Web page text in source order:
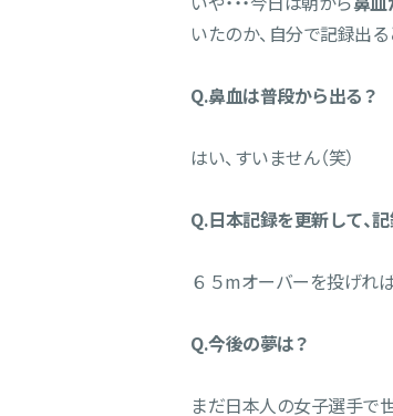
いたのか、自分で記録出
Q.鼻血は普段から出る？
はい、すいません（笑）
Q.日本記録を更新して、
６５mオーバーを投げれ
Q.今後の夢は？
まだ日本人の女子選手で